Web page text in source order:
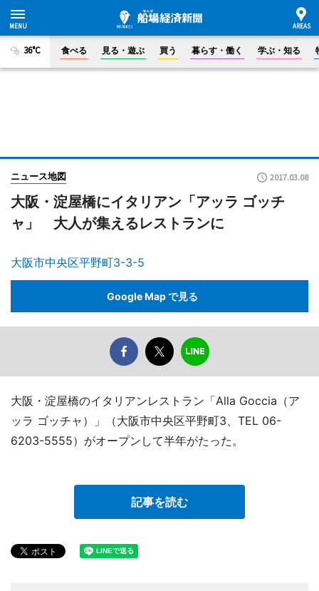
36°C 食べる 見る・遊ぶ 買う 暮らす・働く 学ぶ・知る
ニュース地図 2017.03.08
大阪・淀屋橋にイタリアン「アッラ ゴッチ
ャ」 大人が集えるレストランに
大阪市中央区平野町3-3-5
Google Map で見る
大阪・淀屋橋のイタリアンレストラン「Alla Goccia（ア
ッラ ゴッチャ）」（大阪市中央区平野町3、TEL 06-
6203-5555）がオープンして半年がたった。
記事を読む